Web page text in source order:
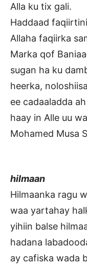
Alla ku tix gali.
Haddaad
Allaha faqiirka
Marka qof
sugan ha ku
heerka,
ee cadaaladda
haay in Alle uu
Mohamed Musa
hilmaan
Hilmaanka ragu
waa yartahay
yihiin balse
hadana
ay cafiska wada